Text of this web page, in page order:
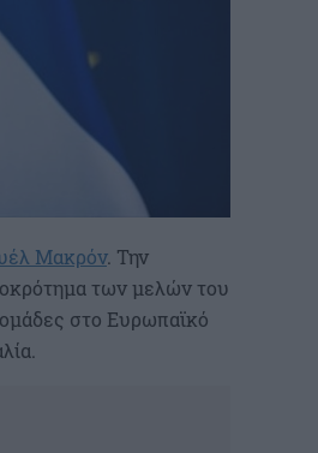
Μακρόν. Την
των μελών του
στο Ευρωπαϊκό